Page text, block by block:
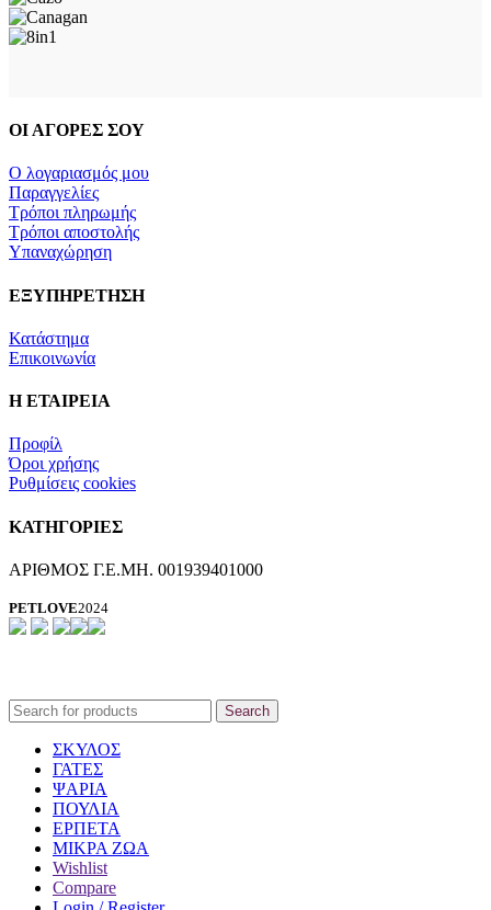
ΟΙ ΑΓΟΡΕΣ ΣΟΥ
Ο λογαριασμός μου
Παραγγελίες
Τρόποι πληρωμής
Τρόποι αποστολής
Υπαναχώρηση
ΕΞΥΠΗΡΕΤΗΣΗ
Κατάστημα
Επικοινωνία
Η ΕΤΑΙΡΕΙΑ
Προφίλ
Όροι χρήσης
Ρυθμίσεις cookies
ΚΑΤΗΓΟΡΙΕΣ
ΑΡΙΘΜΟΣ Γ.Ε.ΜΗ. 001939401000
PETLOVE2024
Search
ΣΚΥΛΟΣ
ΓΑΤΕΣ
ΨΑΡΙΑ
ΠΟΥΛΙΑ
ΕΡΠΕΤΑ
ΜΙΚΡΑ ΖΩΑ
Wishlist
Compare